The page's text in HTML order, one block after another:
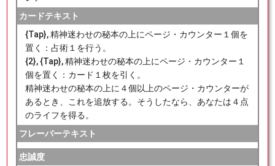
カードテキスト
{Tap}, 精神迷わせの秘本の上にページ・カウンター１個を
置く：占術１を行う。
{2}, {Tap}, 精神迷わせの秘本の上にページ・カウンター１
個を置く：カード１枚を引く。
精神迷わせの秘本の上に４個以上のページ・カウンターが
あるとき、これを追放する。そうしたなら、あなたは４点
のライフを得る。
フレーバーテキスト
忠誠度